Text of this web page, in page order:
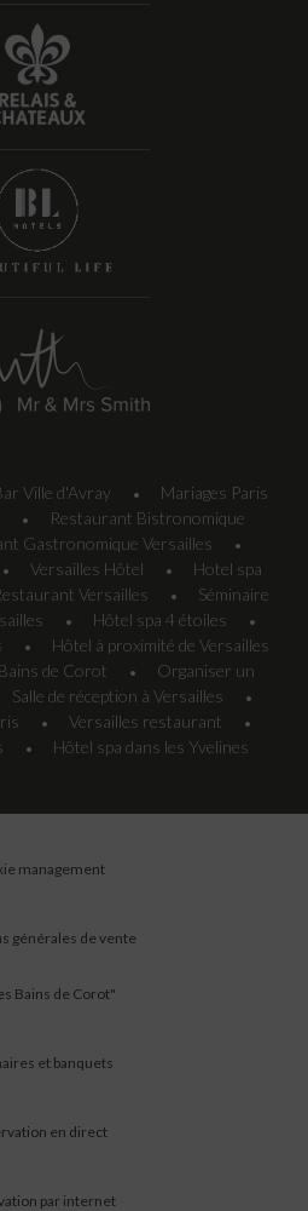
Ville d'Avray • Mariages Paris
•
Restaurant Bistronomique
Gastronomique Versailles •
• Versailles Hôtel •
Hotel spa
Versailles •
Séminaire
• Hôtel spa 4 étoiles •
• Hôtel à proximité de Versailles
de Corot •
Organiser un
Salle de réception à Versailles •
• Versailles restaurant •
• Hôtel spa dans les Yvelines
management
générales de vente
Bains de Corot"
et banquets
en direct
par internet